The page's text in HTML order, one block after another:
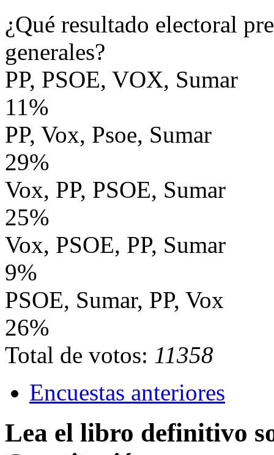
¿Qué resultado electoral
generales?
PP, PSOE, VOX, Sumar
11%
PP, Vox, Psoe, Sumar
29%
Vox, PP, PSOE, Sumar
25%
Vox, PSOE, PP, Sumar
9%
PSOE, Sumar, PP, Vox
26%
Total de votos: 11358
Encuestas anteriores
Lea el libro definitivo